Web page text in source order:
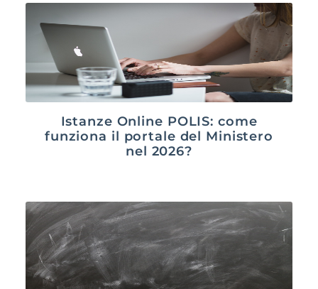
Istanze Online POLIS: come
funziona il portale del Ministero
nel 2026?